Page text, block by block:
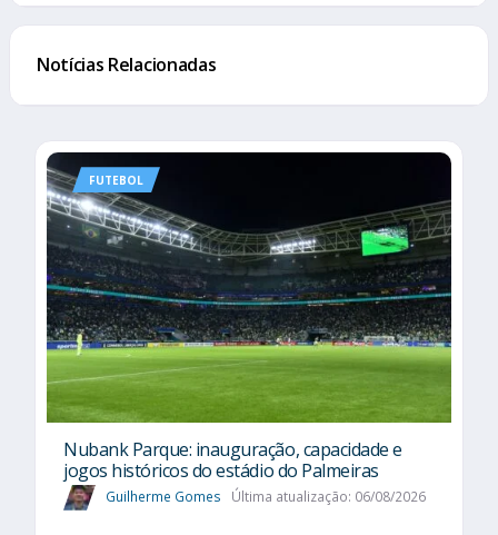
Notícias Relacionadas
FUTEBOL
Nubank Parque: inauguração, capacidade e
jogos históricos do estádio do Palmeiras
Guilherme Gomes Última atualização: 06/08/2026